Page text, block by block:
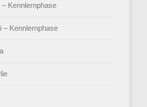
– Kennlernphase
– Kennlernphase